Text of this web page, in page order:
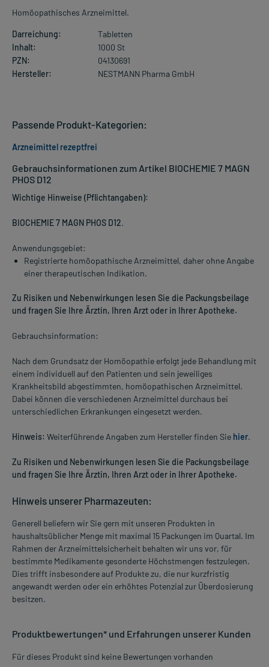
Homöopathisches Arzneimittel.
Darreichung:
Tabletten
Inhalt:
1000 St
PZN:
04130691
Hersteller:
NESTMANN Pharma GmbH
Gebrauchsinformationen zum Artikel BIOCHEMIE 7 MAGN
PHOS D12
Wichtige Hinweise (Pflichtangaben):
BIOCHEMIE 7 MAGN PHOS D12.
Anwendungsgebiet:
Registrierte homöopathische Arzneimittel, daher ohne Angabe
einer therapeutischen Indikation.
Zu Risiken und Nebenwirkungen lesen Sie die Packungsbeilage
und fragen Sie Ihre Ärztin, Ihren Arzt oder in Ihrer Apotheke.
Gebrauchsinformation:
Nach dem Grundsatz der Homöopathie erfolgt jede Behandlung mit
einem individuell auf den Patienten und sein jeweiliges
Krankheitsbild abgestimmten, homöopathischen Arzneimittel.
Dabei können die verschiedenen Arzneimittel durchaus bei
unterschiedlichen Erkrankungen eingesetzt werden.
Hinweis: Weiterführende Angaben zum Hersteller finden Sie hier.
Zu Risiken und Nebenwirkungen lesen Sie die Packungsbeilage
und fragen Sie Ihre Ärztin, Ihren Arzt oder in Ihrer Apotheke.
Hinweis unserer Pharmazeuten:
Generell beliefern wir Sie gern mit unseren Produkten in
haushaltsüblicher Menge mit maximal 15 Packungen im Quartal. Im
Rahmen der Arzneimittelsicherheit behalten wir uns vor, für
bestimmte Medikamente gesonderte Höchstmengen festzulegen.
Dies trifft insbesondere auf Produkte zu, die nur kurzfristig
angewandt werden oder ein erhöhtes Potenzial zur Überdosierung
besitzen.
Produktbewertungen* und Erfahrungen unserer Kunden
Für dieses Produkt sind keine Bewertungen vorhanden
Passende Produkt-Kategorien:
Arzneimittel rezeptfrei